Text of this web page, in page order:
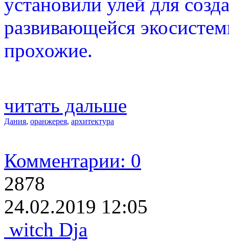
развивающейся
прохожие.
читать дальше
Дания, оранжерея, архитектура
Комментарии: 0
2878
24.02.2019 12:05
witch Dja